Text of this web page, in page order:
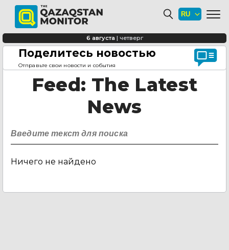
Поделитесь новостью
Отправьте свои новости и события
6 августа | четверг
Главная страница
Feed: The Latest
News
Ничего не найдено